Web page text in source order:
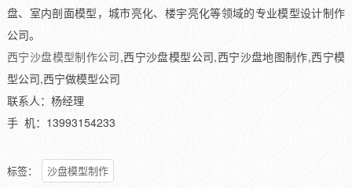
盘、室内剖面模型，城市亮化、楼宇亮化等领域的专业模型设计制作
公司。
西宁沙盘模型制作公司,西宁沙盘模型公司,西宁沙盘地图制作,西宁模
型公司,西宁做模型公司
联系人：杨经理
手 机：13993154233
标签： 沙盘模型制作